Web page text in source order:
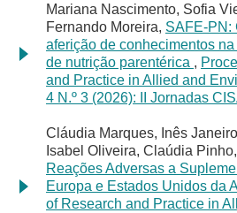
Mariana Nascimento, Sofia
Fernando Moreira, SAFE-PN:
aferição de conhecimentos na
de nutrição parentérica ,
and Practice in Allied and
4 N.º 3 (2026): II Jornadas
Cláudia Marques, Inês
Isabel Oliveira, Claúdia Pinho,
Reações Adversas a
Europa e Estados Unidos da
of Research and Practice in